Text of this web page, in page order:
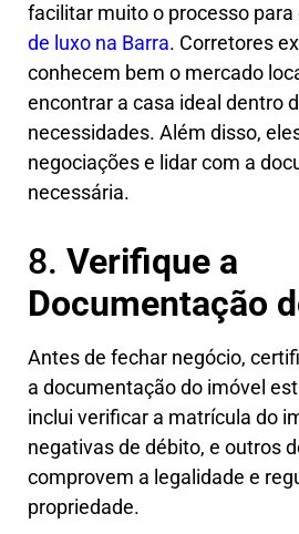
facilitar muito o processo
de luxo na Barra. Corretores
conhecem bem o mercado
encontrar a casa ideal dentro
necessidades. Além disso,
negociações e lidar com a
necessária.
8. Verifique a
Documentação
Antes de fechar negócio,
a documentação do imóvel
inclui verificar a matrícula do
negativas de débito, e outros
comprovem a legalidade e
propriedade.